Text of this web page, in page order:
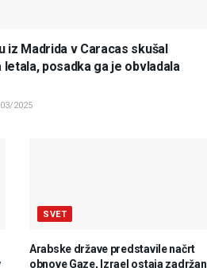
iz Madrida v Caracas skušal
posadka ga je obvladala
2025
SVET
Arabske države predstavile načrt
obnove Gaze, Izrael ostaja zadržan